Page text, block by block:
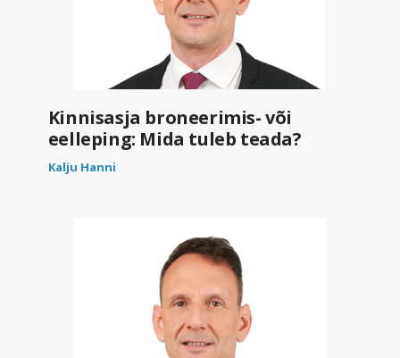
Kinnisasja broneerimis- või
eelleping: Mida tuleb teada?
Kalju Hanni